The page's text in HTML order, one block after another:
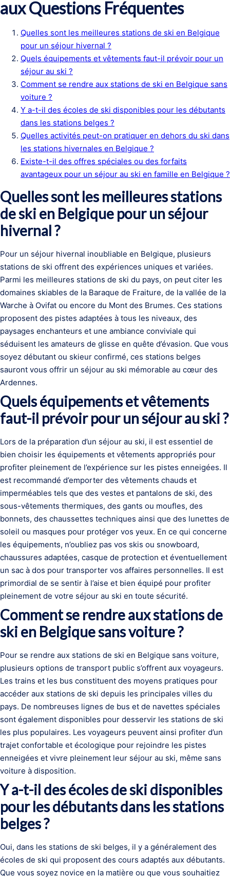
aux Questions Fréquentes
Quelles sont les meilleures stations de ski en Belgique
pour un séjour hivernal ?
Quels équipements et vêtements faut-il prévoir pour un
séjour au ski ?
Comment se rendre aux stations de ski en Belgique sans
voiture ?
Y a-t-il des écoles de ski disponibles pour les débutants
dans les stations belges ?
Quelles activités peut-on pratiquer en dehors du ski dans
les stations hivernales en Belgique ?
Existe-t-il des offres spéciales ou des forfaits
avantageux pour un séjour au ski en famille en Belgique ?
Quelles sont les meilleures stations
de ski en Belgique pour un séjour
hivernal ?
Pour un séjour hivernal inoubliable en Belgique, plusieurs
stations de ski offrent des expériences uniques et variées.
Parmi les meilleures stations de ski du pays, on peut citer les
domaines skiables de la Baraque de Fraiture, de la vallée de la
Warche à Ovifat ou encore du Mont des Brumes. Ces stations
proposent des pistes adaptées à tous les niveaux, des
paysages enchanteurs et une ambiance conviviale qui
séduisent les amateurs de glisse en quête d’évasion. Que vous
soyez débutant ou skieur confirmé, ces stations belges
sauront vous offrir un séjour au ski mémorable au cœur des
Ardennes.
Quels équipements et vêtements
faut-il prévoir pour un séjour au ski ?
Lors de la préparation d’un séjour au ski, il est essentiel de
bien choisir les équipements et vêtements appropriés pour
profiter pleinement de l’expérience sur les pistes enneigées. Il
est recommandé d’emporter des vêtements chauds et
imperméables tels que des vestes et pantalons de ski, des
sous-vêtements thermiques, des gants ou moufles, des
bonnets, des chaussettes techniques ainsi que des lunettes de
soleil ou masques pour protéger vos yeux. En ce qui concerne
les équipements, n’oubliez pas vos skis ou snowboard,
chaussures adaptées, casque de protection et éventuellement
un sac à dos pour transporter vos affaires personnelles. Il est
primordial de se sentir à l’aise et bien équipé pour profiter
pleinement de votre séjour au ski en toute sécurité.
Comment se rendre aux stations de
ski en Belgique sans voiture ?
Pour se rendre aux stations de ski en Belgique sans voiture,
plusieurs options de transport public s’offrent aux voyageurs.
Les trains et les bus constituent des moyens pratiques pour
accéder aux stations de ski depuis les principales villes du
pays. De nombreuses lignes de bus et de navettes spéciales
sont également disponibles pour desservir les stations de ski
les plus populaires. Les voyageurs peuvent ainsi profiter d’un
trajet confortable et écologique pour rejoindre les pistes
enneigées et vivre pleinement leur séjour au ski, même sans
voiture à disposition.
Y a-t-il des écoles de ski disponibles
pour les débutants dans les stations
belges ?
Oui, dans les stations de ski belges, il y a généralement des
écoles de ski qui proposent des cours adaptés aux débutants.
Que vous soyez novice en la matière ou que vous souhaitiez